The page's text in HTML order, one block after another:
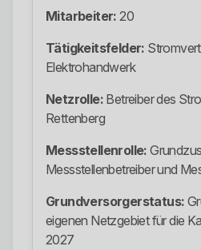
Mitarbeiter: 20
Tätigkeitsfelder:
Elektrohandwerk
Netzrolle: Betreiber des
Rettenberg
Messstellenrolle:
Messstellenbetreiber und
Grundversorgerstatus:
eigenen Netzgebiet für die
2027